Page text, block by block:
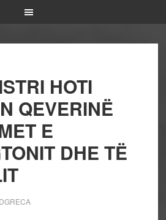
HOTI
QEVERINË
E
DHE TË
DGRECA